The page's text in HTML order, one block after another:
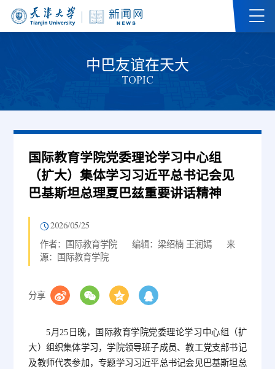
中巴友谊在天大
TOPIC
国际教育学院党委理论学习中心组
（扩大）集体学习习近平总书记会见
巴基斯坦总理夏巴兹重要讲话精神
2026/05/25
作者：国际教育学院 编辑：梁绍楠 王润嫣
来
源：国际教育学院
分享
5月25日晚，国际教育学院党委理论学习中心组（扩
大）组织集体学习，学院领导班子成员、教工党支部书记
及教师代表参加，专题学习习近平总书记会见巴基斯坦总